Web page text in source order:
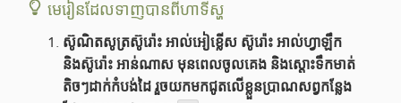
មេរៀនដែលទាញបានពីហាទីស្ហ
ស៊ូណិតសូត្រស៊ូរ៉ោះ អាល់អៀខ្លើស ស៊ូរ៉ោះ អាល់ហ្វាឡឹក
និងស៊ូរ៉ោះ អាន់ណាស មុនពេលចូលគេង និងស្តោះទឹកមាត់
តិចៗដាក់កំបង់ដៃ រួចយកមកជូតលើខ្លួនប្រាណសព្វកន្លែង